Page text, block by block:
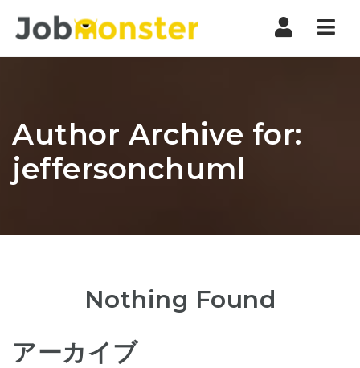
Author Archive for:
jeffersonchuml
Nothing Found
アーカイブ